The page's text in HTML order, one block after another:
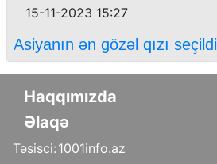
15-11-2023 15:27
Asiyanın ən gözəl qızı seçildi
Haqqımızda
Əlaqə
Təsisci: 1001info.az